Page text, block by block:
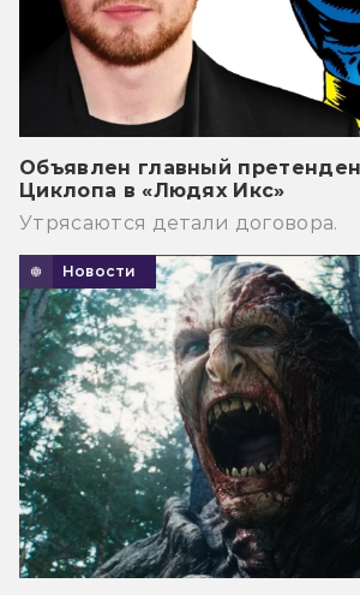
Объявлен главный
Циклопа в «Людях Икс»
Утрясаются детали договора.
Новости